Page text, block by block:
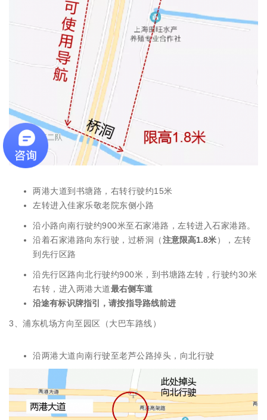
两港大道到书塘路，右转行驶约15米
左转进入佳家乐敬老院东侧小路
沿小路向南行驶约900米至石家港路，左转进入石家港路。
沿着石家港路向东行驶，过桥洞（注意限高1.8米），左转
到先行区路
沿先行区路向北行驶约900米，到书塘路左转，行驶约30米
右转，进入两港大道最右侧车道
沿途有标识牌指引，请按指导路线前进
3、浦东机场方向至园区（大巴车路线）
沿两港大道向南行驶至老芦公路掉头，向北行驶